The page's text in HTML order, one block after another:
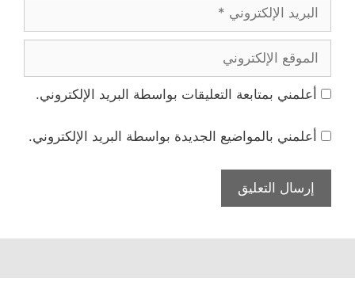
الإلكتروني
الإلكتروني
أعلمني بمتابعة التعليقات بواسطة البريد الإلكتروني.
أعلمني بالمواضيع الجديدة بواسطة البريد الإلكتروني.